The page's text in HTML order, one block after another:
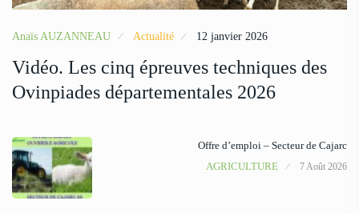
Anaïs AUZANNEAU Actualité 12 janvier 2026
Vidéo. Les cinq épreuves techniques des
Ovinpiades départementales 2026
Offre d’emploi – Secteur de Cajarc
AGRICULTURE
7 Août 2026